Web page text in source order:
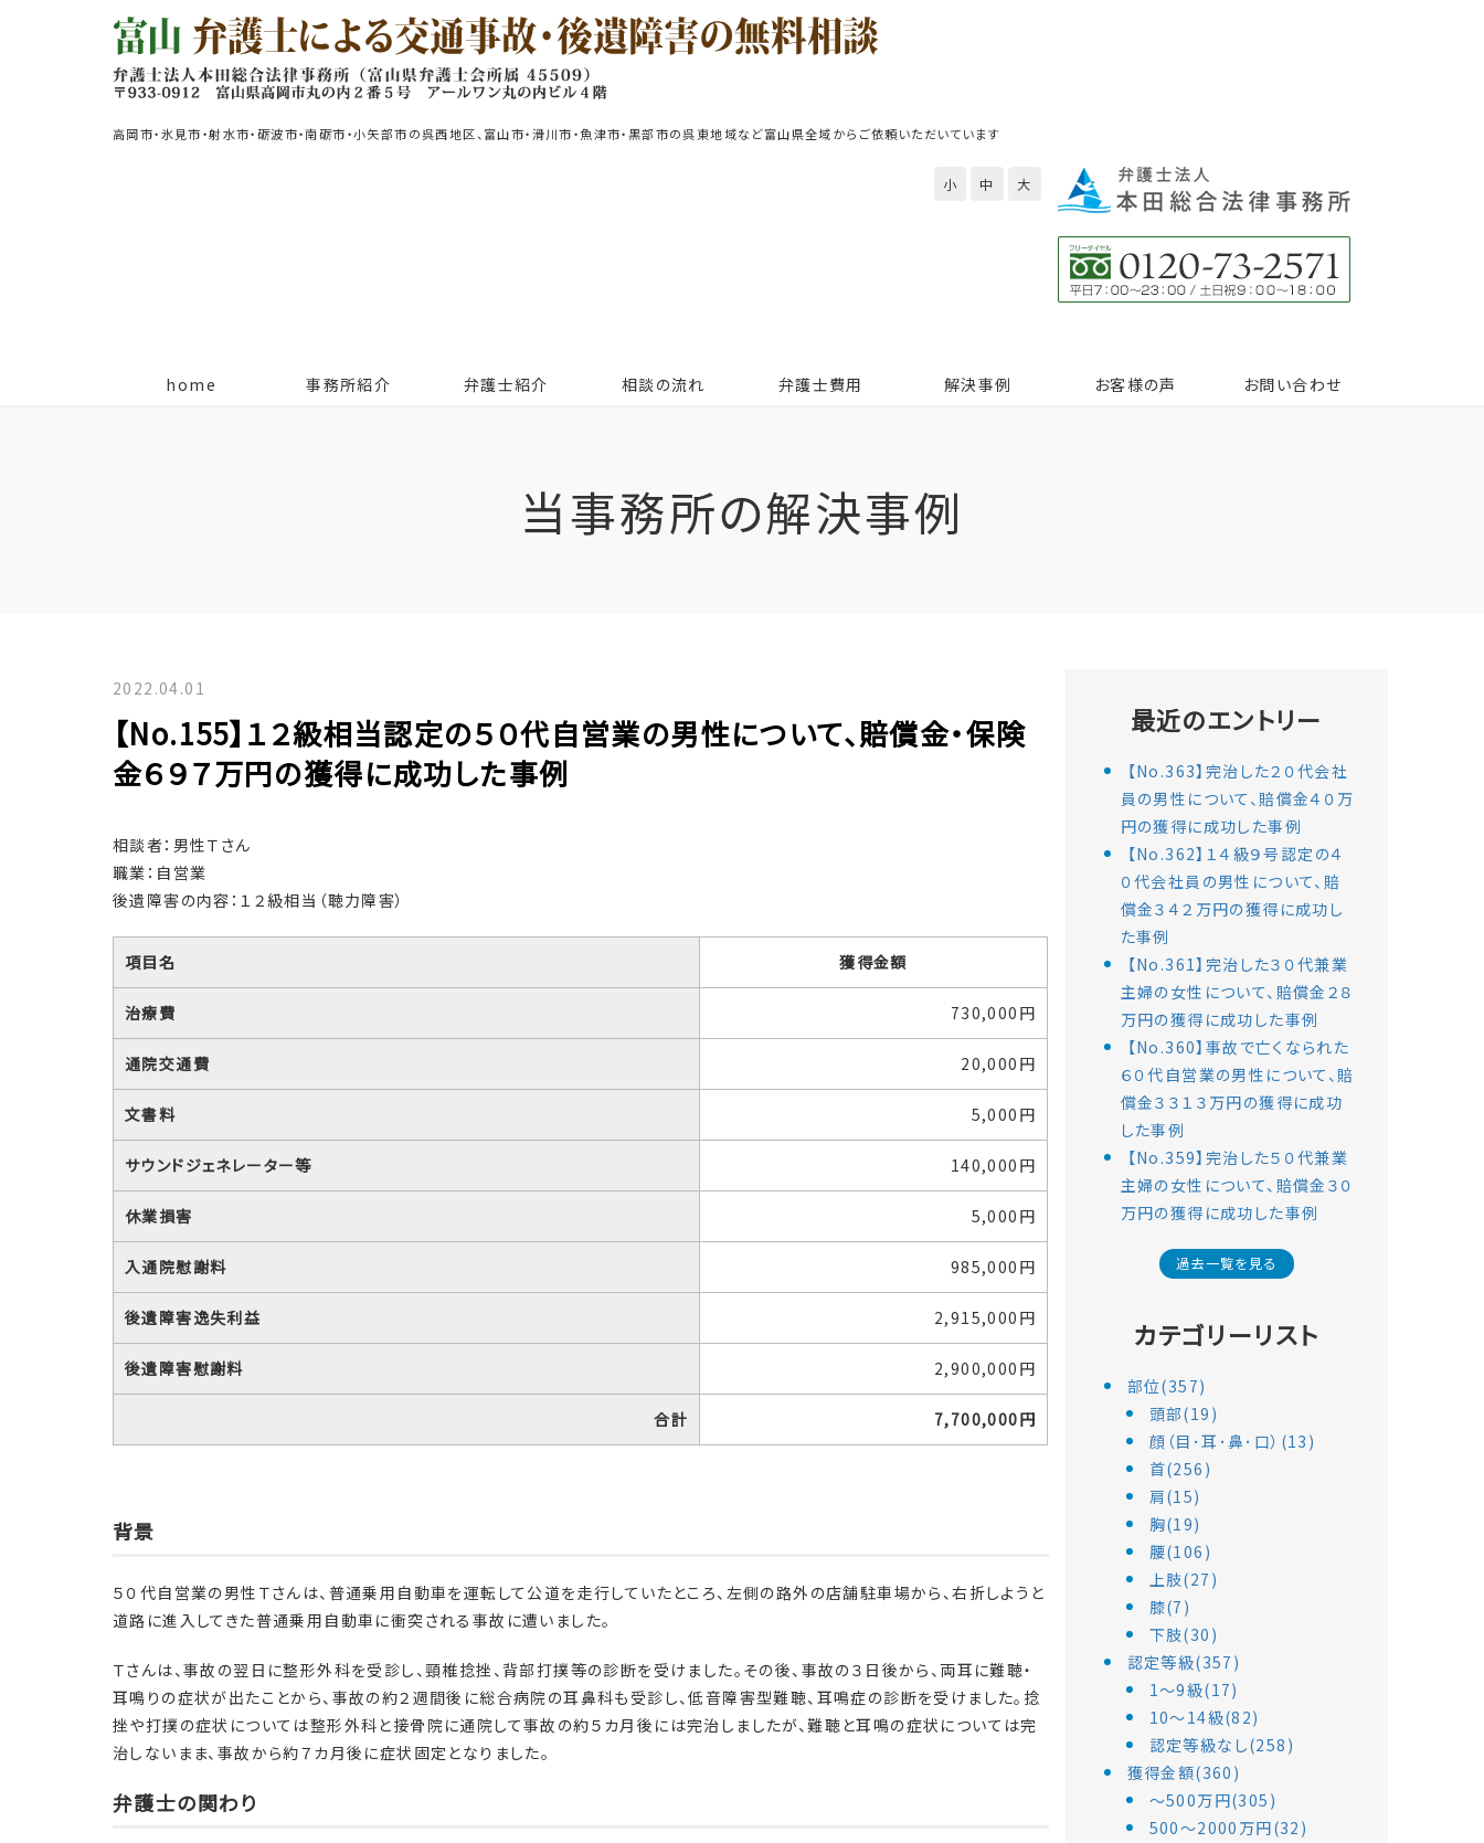
高岡市・氷見市・射水市・砺波市・南砺市・小矢部市の呉西地区、富山市・滑川市・魚津市・黒部市の呉東地域など富山県全域からご依頼いただいています
小 中 大
home 事務所紹介 弁護士紹介 相談の流れ 弁護士費用 解決事例 お客様の声 お問い合わせ
当事務所の解決事例
2022.04.01
【No.155】１２級相当認定の５０代自営業の男性について、賠償金・保険
金６９７万円の獲得に成功した事例
相談者：男性Ｔさん
職業：自営業
後遺障害の内容：１２級相当（聴力障害）
項目名 獲得金額
治療費 730,000円
通院交通費 20,000円
文書料 5,000円
サウンドジェネレーター等 140,000円
休業損害 5,000円
入通院慰謝料 985,000円
後遺障害逸失利益 2,915,000円
後遺障害慰謝料 2,900,000円
合計 7,700,000円
背景
５０代自営業の男性Ｔさんは、普通乗用自動車を運転して公道を走行していたところ、左側の路外の店舗駐車場から、右折しようと
道路に進入してきた普通乗用自動車に衝突される事故に遭いました。
Ｔさんは、事故の翌日に整形外科を受診し、頸椎捻挫、背部打撲等の診断を受けました。その後、事故の３日後から、両耳に難聴・
耳鳴りの症状が出たことから、事故の約２週間後に総合病院の耳鼻科も受診し、低音障害型難聴、耳鳴症の診断を受けました。捻
挫や打撲の症状については整形外科と接骨院に通院して事故の約５カ月後には完治しましたが、難聴と耳鳴の症状については完
治しないまま、事故から約７カ月後に症状固定となりました。
弁護士の関わり
最近のエントリー
【No.363】完治した２０代会社
員の男性について、賠償金４０万
円の獲得に成功した事例
【No.362】１４級９号認定の４
０代会社員の男性について、賠
償金３４２万円の獲得に成功し
た事例
【No.361】完治した３０代兼業
主婦の女性について、賠償金２８
万円の獲得に成功した事例
【No.360】事故で亡くなられた
６０代自営業の男性について、賠
償金３３１３万円の獲得に成功
した事例
【No.359】完治した５０代兼業
主婦の女性について、賠償金３０
万円の獲得に成功した事例
過去一覧を見る
カテゴリーリスト
部位(357)
頭部(19)
顔（目･耳･鼻･口）(13)
首(256)
肩(15)
胸(19)
腰(106)
上肢(27)
膝(7)
下肢(30)
認定等級(357)
1～9級(17)
10～14級(82)
認定等級なし(258)
獲得金額(360)
～500万円(305)
500～2000万円(32)